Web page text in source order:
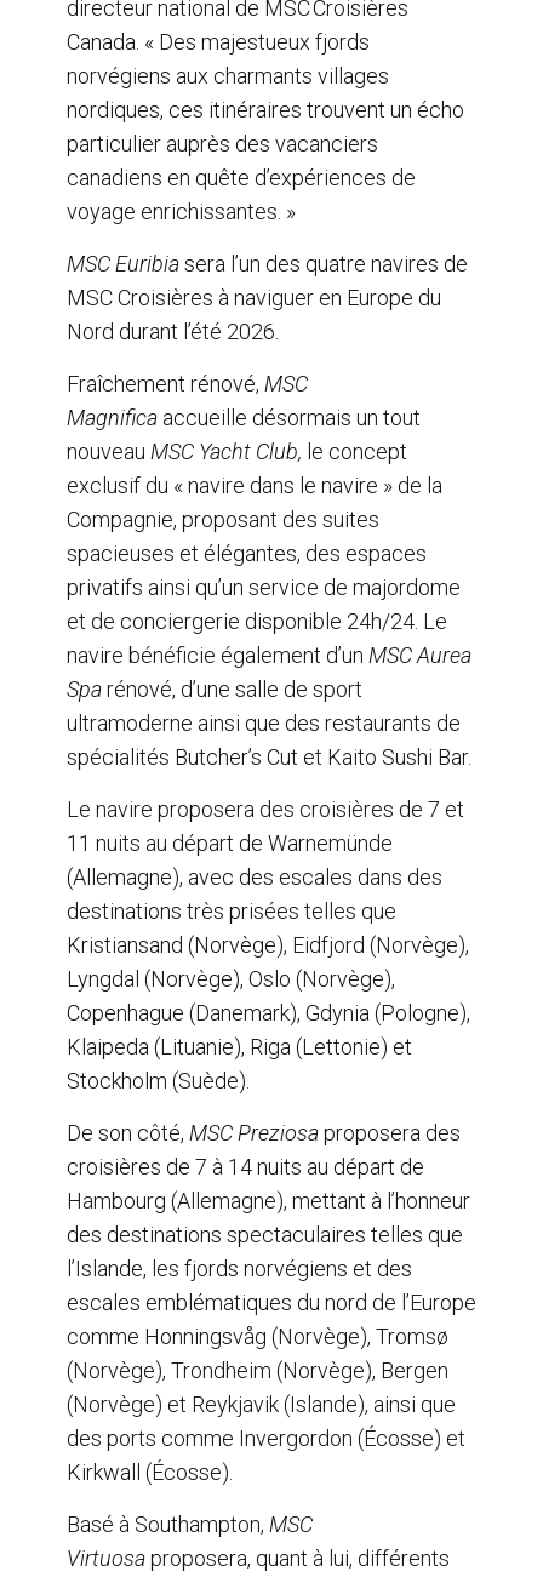
directeur national de MSC Croisières
Canada. « Des majestueux fjords
norvégiens aux charmants villages
nordiques, ces itinéraires trouvent un écho
particulier auprès des vacanciers
canadiens en quête d’expériences de
voyage enrichissantes. »
MSC Euribiasera l’un des quatre navires de
MSC Croisières à naviguer en Europe du
Nord durant l’été 2026.
Fraîchement rénové, MSC
Magnifica accueille désormais un tout
nouveau MSC Yacht Club, le concept
exclusif du « navire dans le navire » de la
Compagnie, proposant des suites
spacieuses et élégantes, des espaces
privatifs ainsi qu’un service de majordome
et de conciergerie disponible 24h/24. Le
navire bénéficie également d’un MSC Aurea
Sparénové, d’une salle de sport
ultramoderne ainsi que des restaurants de
spécialités Butcher’s Cut et Kaito Sushi Bar.
Le navire proposera des croisières de 7 et
11 nuits au départ de Warnemünde
(Allemagne), avec des escales dans des
destinations très prisées telles que
Kristiansand (Norvège), Eidfjord (Norvège),
Lyngdal (Norvège), Oslo (Norvège),
Copenhague (Danemark), Gdynia (Pologne),
Klaipeda (Lituanie), Riga (Lettonie) et
Stockholm (Suède).
De son côté, MSC Preziosaproposera des
croisières de 7 à 14 nuits au départ de
Hambourg (Allemagne), mettant à l’honneur
des destinations spectaculaires telles que
l’Islande, les fjords norvégiens et des
escales emblématiques du nord de l’Europe
comme Honningsvåg (Norvège), Tromsø
(Norvège), Trondheim (Norvège), Bergen
(Norvège) et Reykjavik (Islande), ainsi que
des ports comme Invergordon (Écosse) et
Kirkwall (Écosse).
Basé à Southampton, MSC
Virtuosaproposera, quant à lui, différents